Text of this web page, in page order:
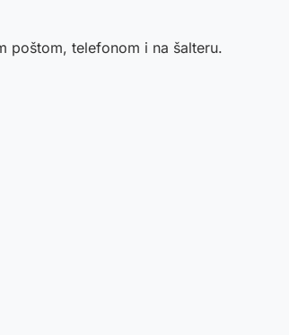
poštom, telefonom i na šalteru.